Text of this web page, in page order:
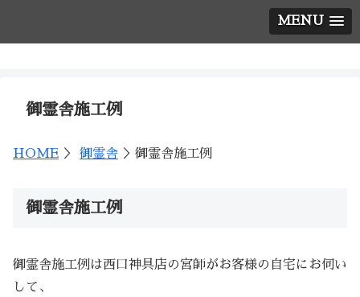
MENU
御霊舎施工例
HOME ＞ 御霊舎 ＞御霊舎施工例
御霊舎施工例
御霊舎施工例は西口神具店の宮師がお客様の自宅にお伺い
して、